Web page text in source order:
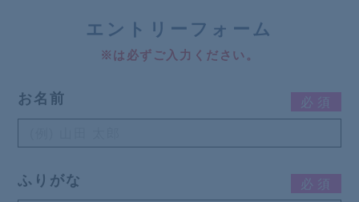
エ ントリーフォーム
※は必ずご入力ください。
お名前 必 須
ふりがな 必 須